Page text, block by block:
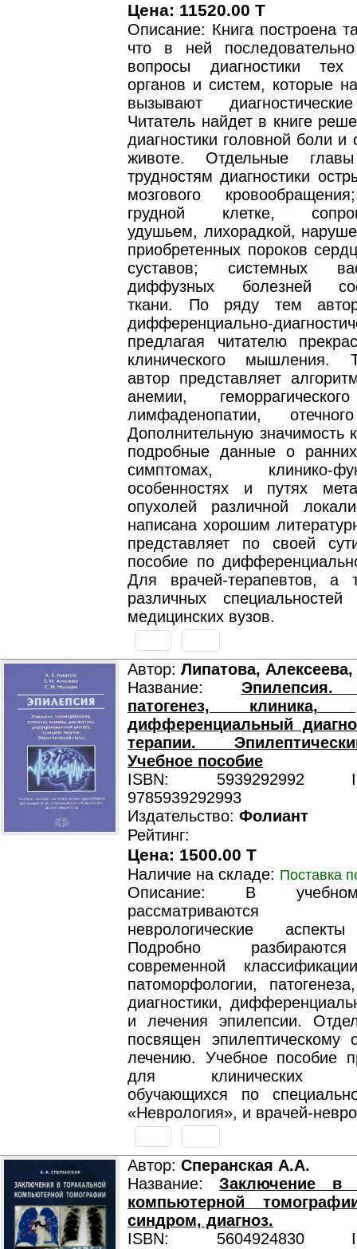
Цена: 11520.00 T
Описание: Книга построена
что в ней
вопросы диагностики тех
органов и систем, которые
вызывают
Читатель найдет в книге
диагностики головной боли и
животе. Отдельные
трудностям диагностики
мозгового
грудной клетке,
удушьем, лихорадкой,
приобретенных пороков
суставов; системных
диффузных болезней
ткани. По ряду тем автор
дифференциально-
предлагая читателю
клинического мышления.
автор представляет
анемии,
лимфаденопатии,
Дополнительную значимость
подробные данные о ранних
симптомах, клинико-
особенностях и путях
опухолей различной
написана хорошим
представляет по своей
пособие по
Для врачей-терапевтов, а
различных
медицинских вузов.
Автор: Липатова,
Название: Эпилепсия.
патогенез, клиника,
дифференциальный
терапии.
Учебное пособие
ISBN: 5939292992
9785939292993
Издательство: Фолиант
Рейтинг:
Цена: 1500.00 T
Наличие на складе: Поставка
Описание: В
рассматриваются
неврологические
Подробно
современной
патоморфологии,
диагностики,
и лечения эпилепсии.
посвящен эпилептическому
лечению. Учебное пособие
для клинических
обучающихся по
«Неврология», и врачей-
Автор: Сперанская А.А.
Название:Заключение в
компьютерной
синдром, диагноз.
ISBN: 5604924830